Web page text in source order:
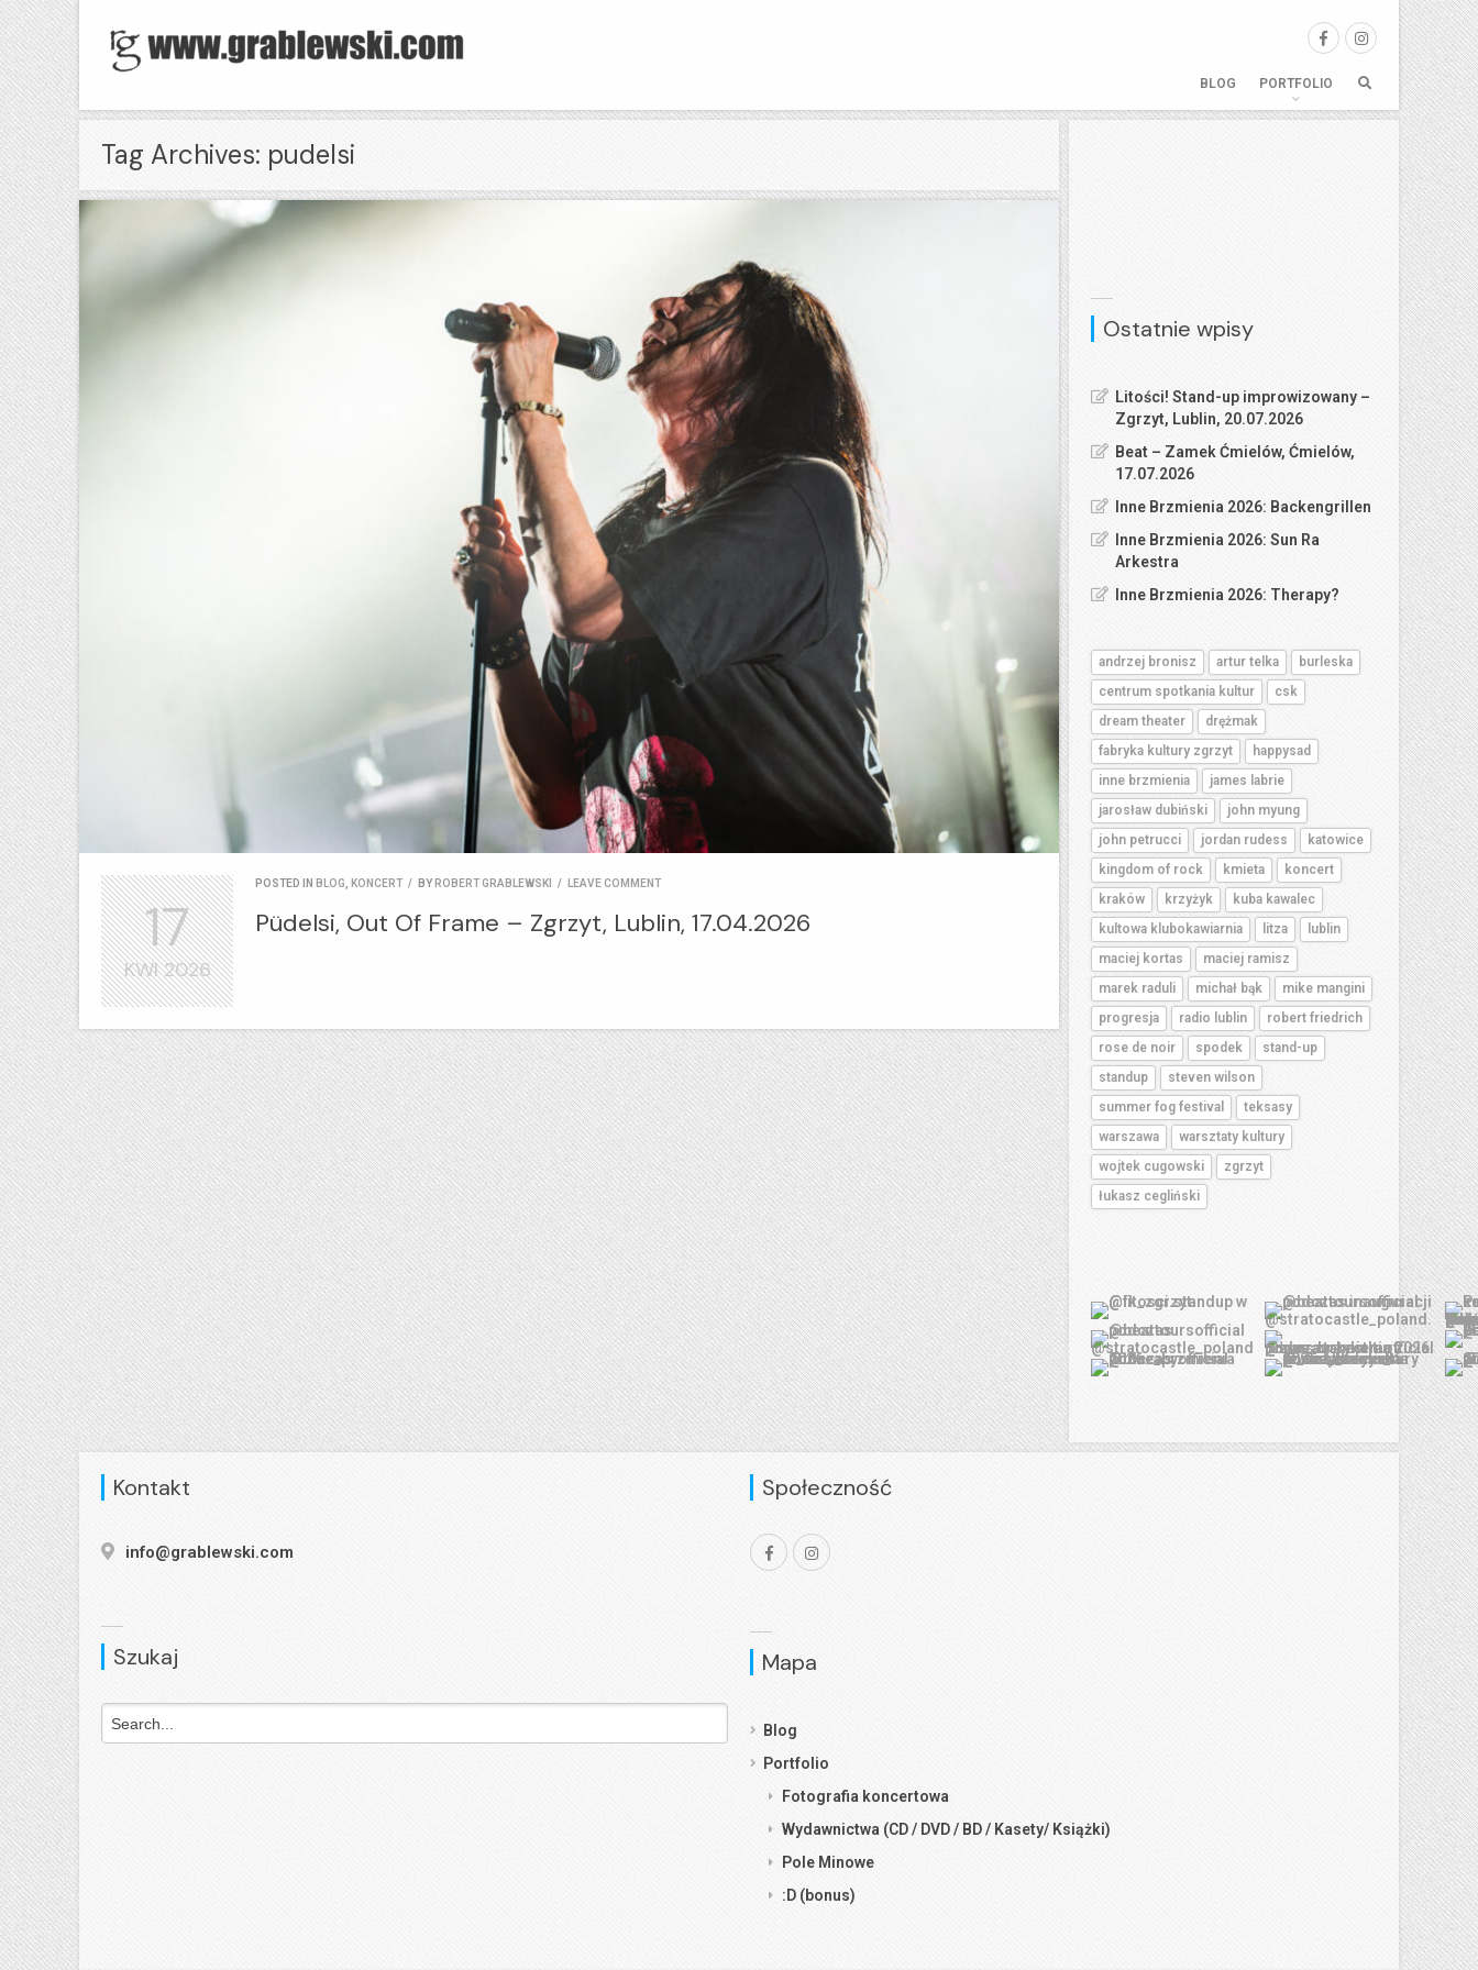
BLOG PORTFOLIO
Tag Archives: pudelsi
POSTED IN BLOG KONCERT / BY ROBERT GRABLEWSKI / LEAVE COMMENT
Püdelsi, Out Of Frame – Zgrzyt, Lublin, 17.04.2026
17
KWI2026
Ostatnie wpisy
Litości! Stand-up improwizowany –
Zgrzyt, Lublin, 20.07.2026
Beat – Zamek Ćmielów, Ćmielów,
17.07.2026
Inne Brzmienia 2026: Backengrillen
Inne Brzmienia 2026: Sun Ra
Arkestra
Inne Brzmienia 2026: Therapy?
andrzej bronisz artur telka
burleska
centrum spotkania kultur
csk
dream theater
drężmak
fabryka kultury zgrzyt
happysad
inne brzmienia
james labrie
jarosław dubiński
john myung
john petrucci
jordan rudess
katowice
kingdom of rock
kmieta
koncert
kraków
krzyżyk
kuba kawalec
kultowa klubokawiarnia
litza
lublin
maciej kortas
maciej ramisz
marek raduli
michał bąk
mike mangini
progresja
radio lublin
robert friedrich
rose de noir
spodek
stand-up
standup
steven wilson
summer fog festival
teksasy
warszawa
warsztaty kultury
wojtek cugowski
zgrzyt
łukasz cegliński
Kontakt
info@grablewski.com
Szukaj
Społeczność
Mapa
Blog
Portfolio
Fotografia koncertowa
Wydawnictwa (CD / DVD / BD / Kasety/ Książki)
Pole Minowe
:D (bonus)